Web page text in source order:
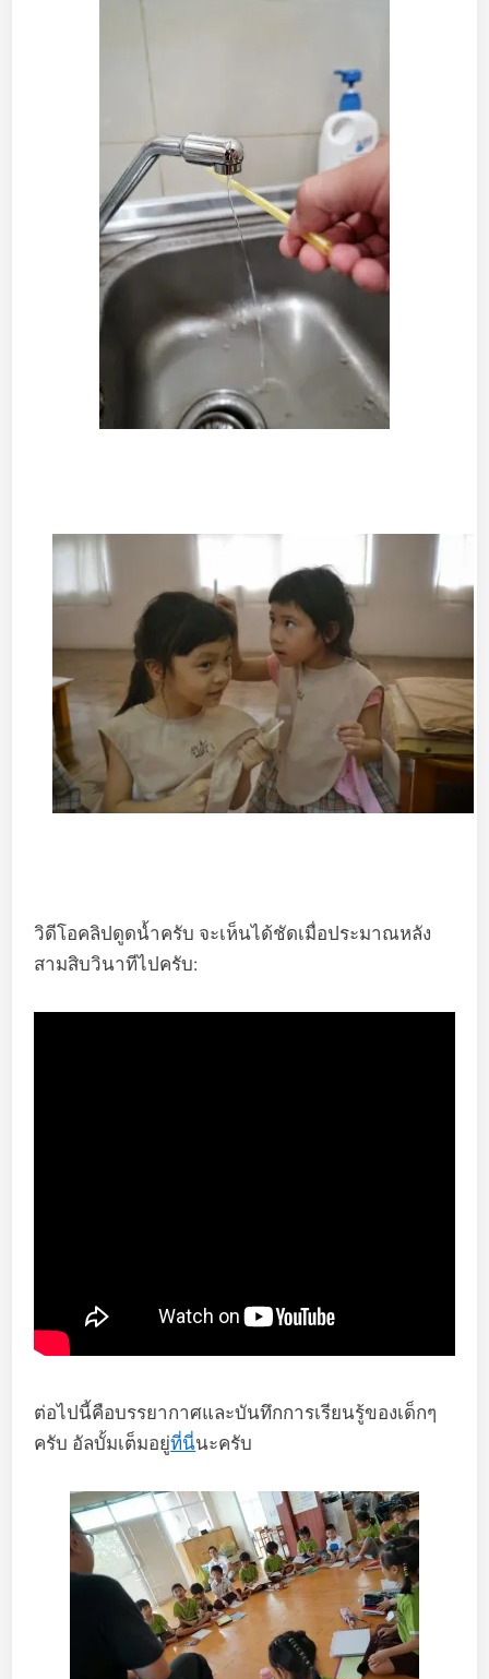
วิดีโอคลิปดูดน้ำครับ จะเห็นได้ชัดเมื่อประมาณหลัง
สามสิบวินาทีไปครับ:
ต่อไปนี้คือบรรยากาศและบันทึกการเรียนรู้ของเด็กๆ
ครับ อัลบั้มเต็มอยู่ที่นี่นะครับ